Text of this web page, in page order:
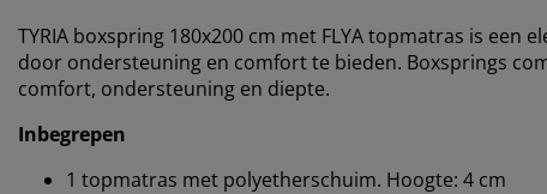
TYRIA boxspring 180x200 cm met FLYA topmatras is
door ondersteuning en comfort te bieden. Boxsprings
comfort, ondersteuning en diepte.
Inbegrepen
1 topmatras met polyetherschuim. Hoogte: 4 cm